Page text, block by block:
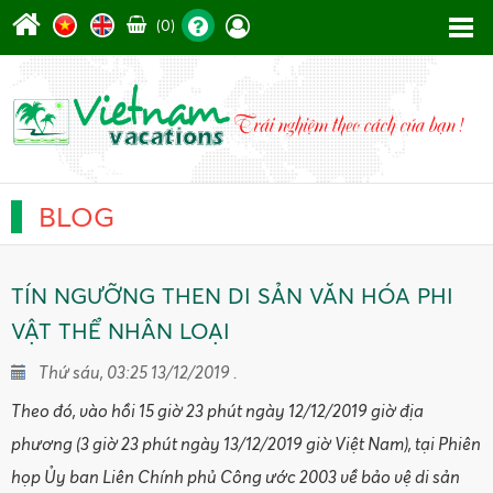
(0)
BLOG
TÍN NGƯỠNG THEN DI SẢN VĂN HÓA PHI
VẬT THỂ NHÂN LOẠI
Thứ sáu, 03:25 13/12/2019 .
Theo đó, vào hồi 15 giờ 23 phút ngày 12/12/2019 giờ địa
phương (3 giờ 23 phút ngày 13/12/2019 giờ Việt Nam), tại Phiên
họp Ủy ban Liên Chính phủ Công ước 2003 về bảo vệ di sản